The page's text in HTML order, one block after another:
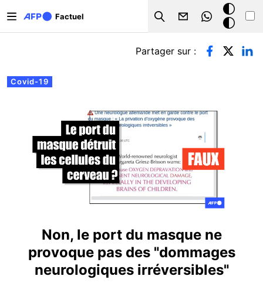
Factuel
Search
Mode
sombre
Onglets principaux
Covid-19
Partager sur :
Non, le port du masque ne
provoque pas des "dommages
neurologiques irréversibles"